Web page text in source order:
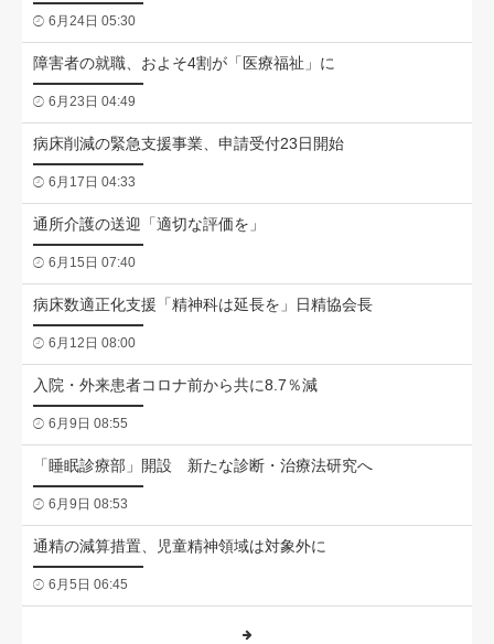
6月24日 05:30
障害者の就職、およそ4割が「医療福祉」に
6月23日 04:49
病床削減の緊急支援事業、申請受付23日開始
6月17日 04:33
通所介護の送迎「適切な評価を」
6月15日 07:40
病床数適正化支援「精神科は延長を」日精協会長
6月12日 08:00
入院・外来患者コロナ前から共に8.7％減
6月9日 08:55
「睡眠診療部」開設 新たな診断・治療法研究へ
6月9日 08:53
通精の減算措置、児童精神領域は対象外に
6月5日 06:45